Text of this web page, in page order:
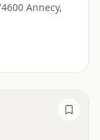
Annecy,